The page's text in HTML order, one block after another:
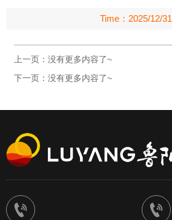
Time：2025/12/31
上一页：没有更多内容了~
下一页：没有更多内容了~
 